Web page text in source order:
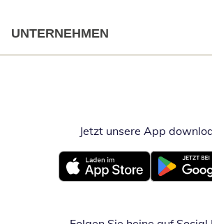
UNTERNEHMEN
Jetzt unsere App
Öffnet in neuem Fenster
Öffnet in